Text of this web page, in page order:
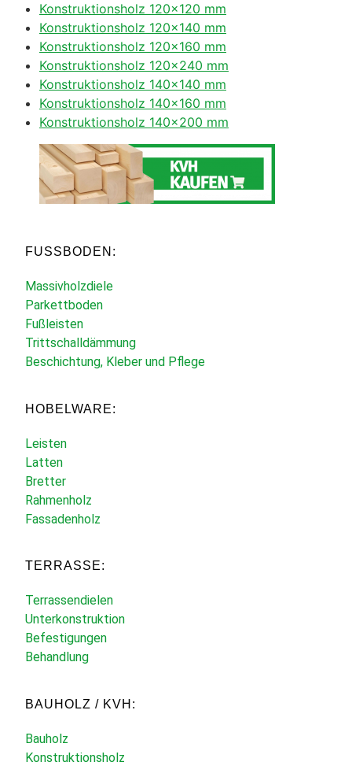
Konstruktionsholz 120×120 mm
Konstruktionsholz 120×140 mm
Konstruktionsholz 120×160 mm
Konstruktionsholz 120×240 mm
Konstruktionsholz 140×140 mm
Konstruktionsholz 140×160 mm
Konstruktionsholz 140×200 mm
FUSSBODEN:
Massivholzdiele
Parkettboden
Fußleisten
Trittschalldämmung
Beschichtung, Kleber und Pflege
HOBELWARE:
Leisten
Latten
Bretter
Rahmenholz
Fassadenholz
TERRASSE:
Terrassendielen
Unterkonstruktion
Befestigungen
Behandlung
BAUHOLZ / KVH:
Bauholz
Konstruktionsholz